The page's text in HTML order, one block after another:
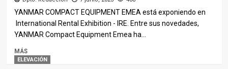
YANMAR COMPACT EQUIPMENT EMEA está exponiendo en
International Rental Exhibition - IRE. Entre sus novedades,
YANMAR Compact Equipment Emea ha...
MÁS
ELEVACIÓN